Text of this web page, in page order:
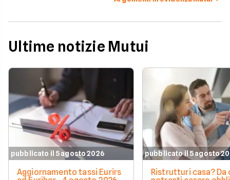
Ultime notizie Mutui
pubblicato il 5 agosto 2026
Aggiornamento tassi Eurirs
pubblicato il 5 agosto
Ristrutturi casa? Da